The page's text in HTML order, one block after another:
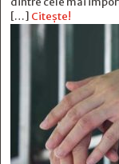
[…] Citește!